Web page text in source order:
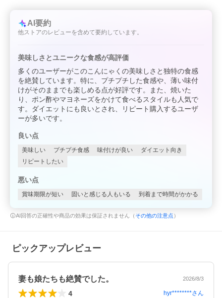
AI要約
他ストアのレビューを含めて要約しています。
美味しさとユニークな食感が高評価
多くのユーザーがこのこんにゃくの美味しさと独特の食感
を絶賛しています。特に、プチプチした食感や、薄い味付
けがそのままでも楽しめる点が好評です。また、焼いた
り、ポン酢やマヨネーズをかけて食べるスタイルも人気で
す。ダイエットにも良いとされ、リピート購入するユーザ
ーが多いです。
良い点
美味しい プチプチ食感 味付けが良い
ダイエット向き
リピートしたい
悪い点
賞味期限が短い 固いと感じる人もいる 到着まで時間がかかる
AI回答の正確性や商品の効果は保証されません（ その他の注意点 ）
ピックアップレビュー
妻も娘たちも絶賛でした。 2026/8/3
4 hyr********さん